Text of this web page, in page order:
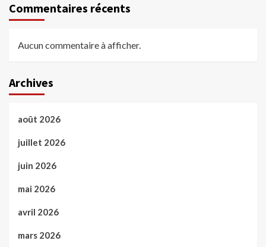
Commentaires récents
Aucun commentaire à afficher.
Archives
août 2026
juillet 2026
juin 2026
mai 2026
avril 2026
mars 2026